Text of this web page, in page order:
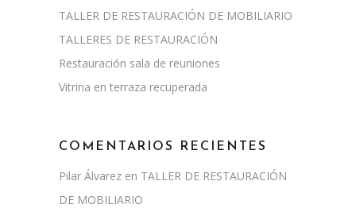
TALLER DE RESTAURACIÓN DE MOBILIARIO
TALLERES DE RESTAURACIÓN
Restauración sala de reuniones
Vitrina en terraza recuperada
COMENTARIOS RECIENTES
Pilar Álvarez en TALLER DE RESTAURACIÓN
DE MOBILIARIO